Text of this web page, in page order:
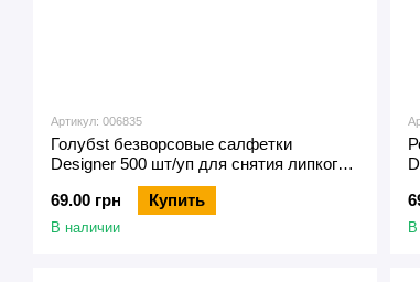
Артикул: 006835
Голубst безворсовые салфетки
Designer 500 шт/уп для снятия липкого
слоя с ногтей
69.00 грн
Купить
В наличии